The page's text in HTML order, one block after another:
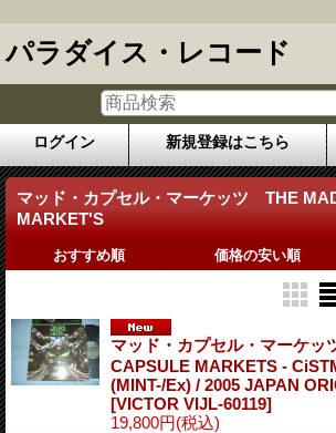
パラダイス・レコード
ログイン 新規登録はこちら
マッド・カプセル・マーケッツ THE
MARKET'S
おすすめ順 価格の安い順
マッド・カプセル・マーケ
CAPSULE MARKETS -
(MINT-/Ex) / 2005 JAPAN
[VICTOR VIJL-60119]
19,800円(税込)